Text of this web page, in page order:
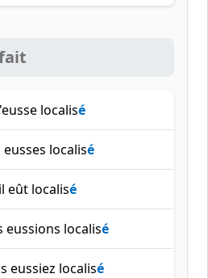
localisé
localisé
eût localisé
eussions localisé
eussiez localisé